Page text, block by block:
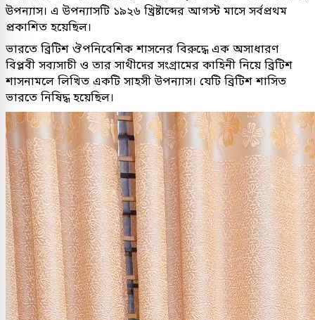
উপন্যাস। এ উপন্যাসটি ১৯২৬ খ্রিষ্টাব্দের আগস্ট মাসে সর্বপ্রথম
প্রকাশিত হয়েছিল।
ভারতে ব্রিটিশ ঔপনিবেশিক শাসনের বিরুদ্ধে এক অসাধারণ
বিপ্লবী সব্যসাচী ও তার সাথীদের সংগ্রামের কাহিনী নিয়ে ব্রিটিশ
শাসনামলে লিখিত একটি সাহসী উপন্যাস। যেটি ব্রিটিশ শাসিত
ভারতে নিষিদ্ধ হয়েছিল।